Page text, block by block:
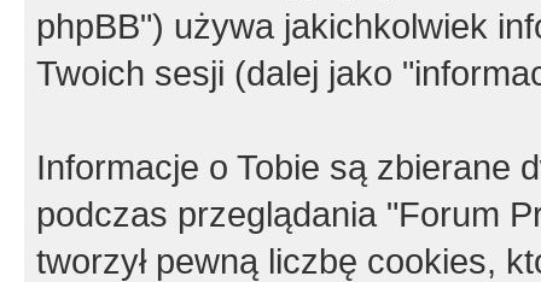
phpBB") używa jakichkolwiek
Twoich sesji (dalej jako
Informacje o Tobie są zbierane
podczas przeglądania "Forum
tworzył pewną liczbę cookies,